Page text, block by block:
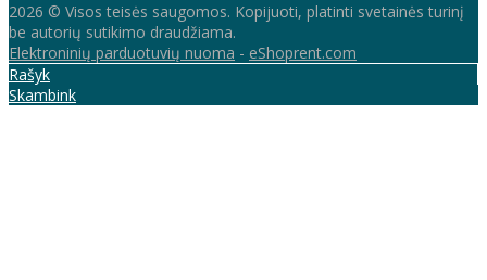
2026 © Visos teisės saugomos. Kopijuoti, platinti svetainės turinį
be autorių sutikimo draudžiama.
Elektroninių parduotuvių nuoma - eShoprent.com
Rašyk
Skambink